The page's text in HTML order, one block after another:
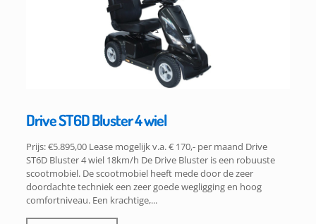
Drive ST6D Bluster 4 wiel
Prijs: €5.895,00 Lease mogelijk v.a. € 170,- per maand Drive
ST6D Bluster 4 wiel 18km/h De Drive Bluster is een robuuste
scootmobiel. De scootmobiel heeft mede door de zeer
doordachte techniek een zeer goede wegligging en hoog
comfortniveau. Een krachtige,...